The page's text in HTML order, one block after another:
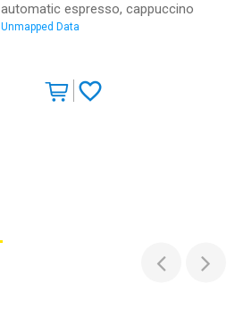
automatic espresso, cappuccino
machine | 8004399022409 |
Unmapped Data